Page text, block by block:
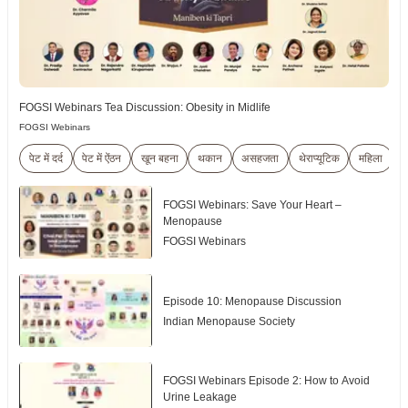
FOGSI Webinars Tea Discussion: Obesity in Midlife
FOGSI Webinars
पेट में दर्द पेट में ऐंठन खून बहना थकान असहजता थेराप्यूटिक महिला
FOGSI Webinars: Save Your Heart –
Menopause
FOGSI Webinars
Episode 10: Menopause Discussion
Indian Menopause Society
FOGSI Webinars Episode 2: How to Avoid
Urine Leakage